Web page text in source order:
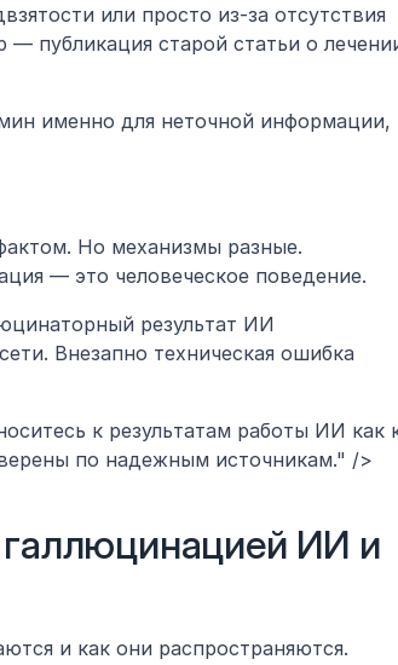
или просто из-за отсутствия
публикация старой статьи о
именно для неточной информации,
Но механизмы разные.
— это человеческое поведение.
результат ИИ
Внезапно техническая ошибка
к результатам работы ИИ как
по надежным источникам." />
ИИ и
и как они распространяются.